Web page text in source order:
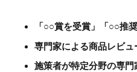
「○○賞を受賞」「○○推
専門家による商品レビュ
施策者が特定分野の専